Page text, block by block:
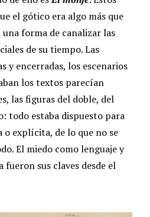
el gótico era algo más que
forma de canalizar las
de su tiempo.Las
y encerradas, los escenarios
los textos parecían
las figuras del doble, del
todo estaba dispuesto para
o explícita, de lo que no se
El miedo como lenguaje y
fueron sus claves desde el